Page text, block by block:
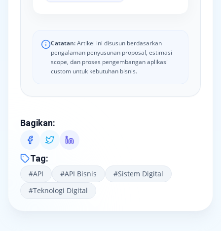
Catatan:Artikel ini disusun berdasarkan
pengalaman penyusunan proposal, estimasi
scope, dan proses pengembangan aplikasi
custom untuk kebutuhan bisnis.
Bagikan:
Tag:
#API #API Bisnis #Sistem Digital
#Teknologi Digital